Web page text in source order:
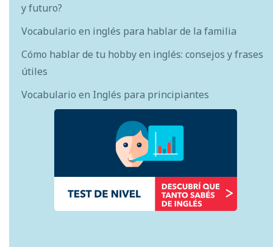
y futuro?
Vocabulario en inglés para hablar de la familia
Cómo hablar de tu hobby en inglés: consejos y frases
útiles
Vocabulario en Inglés para principiantes